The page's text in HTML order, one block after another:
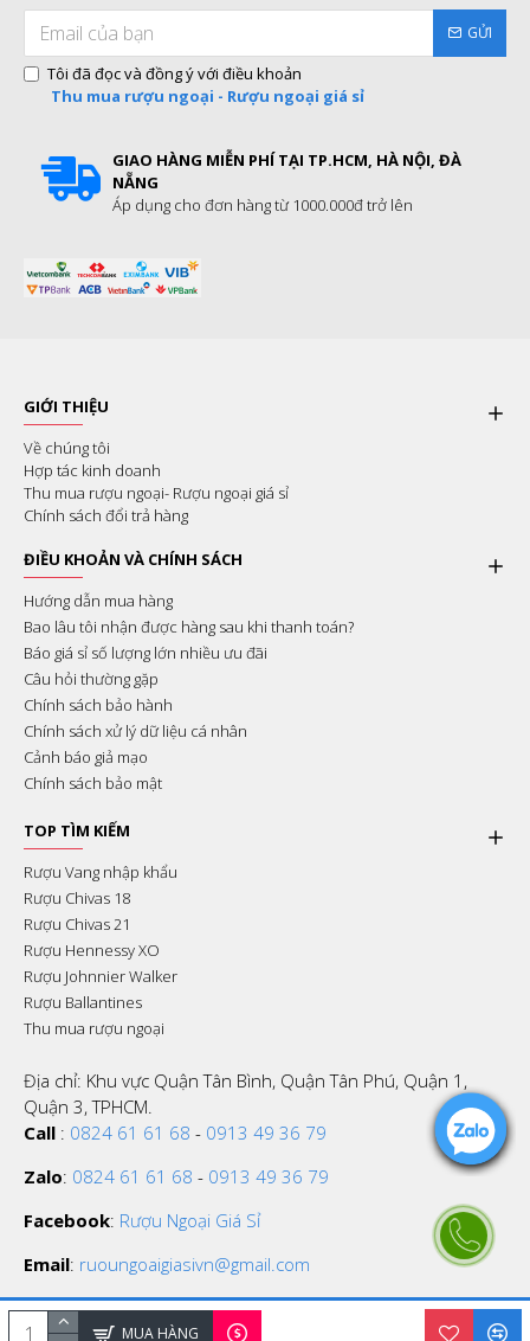
MUA HÀNG
GỬI
Tôi đã đọc và đồng ý với điều khoản
Thu mua rượu ngoại - Rượu ngoại giá sỉ
GIAO HÀNG MIỄN PHÍ TẠI TP.HCM, HÀ NỘI, ĐÀ
NẴNG
Áp dụng cho đơn hàng từ 1000.000đ trở lên
GIỚI THIỆU
Về chúng tôi
Hợp tác kinh doanh
Thu mua rượu ngoại- Rượu ngoại giá sỉ
Chính sách đổi trả hàng
ĐIỀU KHOẢN VÀ CHÍNH SÁCH
Hướng dẫn mua hàng
Bao lâu tôi nhận được hàng sau khi thanh toán?
Báo giá sỉ số lượng lớn nhiều ưu đãi
Câu hỏi thường gặp
Chính sách bảo hành
Chính sách xử lý dữ liệu cá nhân
Cảnh báo giả mạo
Chính sách bảo mật
TOP TÌM KIẾM
Rượu Vang nhập khẩu
Rượu Chivas 18
Rượu Chivas 21
Rượu Hennessy XO
Rượu Johnnier Walker
Rượu Ballantines
Thu mua rượu ngoại
Địa chỉ: Khu vực Quận Tân Bình, Quận Tân Phú, Quận 1,
Quận 3, TPHCM.
Call : 0824 61 61 68 - 0913 49 36 79
Zalo: 0824 61 61 68 - 0913 49 36 79
Facebook: Rượu Ngoại Giá Sỉ
Email: ruoungoaigiasivn@gmail.com